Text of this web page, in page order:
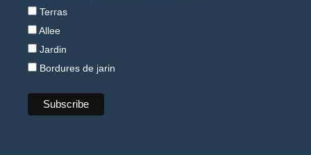
Terras
Allee
Jardin
Bordures de jarin